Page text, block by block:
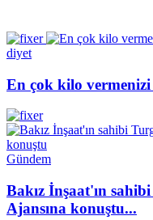
diyet
En çok kilo
Gündem
Bakız İnşaat'ın
Ajansına konuştu...